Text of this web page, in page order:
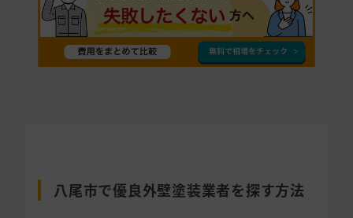
八尾市で優良外壁塗装業者を探す方法